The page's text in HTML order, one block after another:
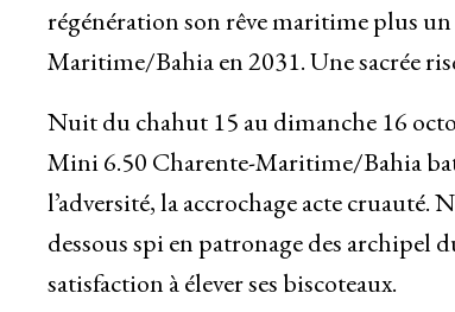
régénération son rêve maritime plus
Maritime/Bahia en 2031. Une sacrée
Nuit du chahut 15 au dimanche 16
Mini 6.50 Charente-Maritime/Bahia bat
l’adversité, la accrochage acte
dessous spi en patronage des archipel
satisfaction à élever ses biscoteaux.